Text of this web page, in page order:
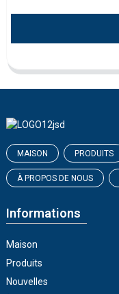
MAISON PRODUITS
À PROPOS DE NOUS
Informations
Maison
Produits
Nouvelles